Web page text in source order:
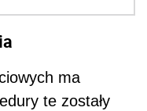
ma
te zostały